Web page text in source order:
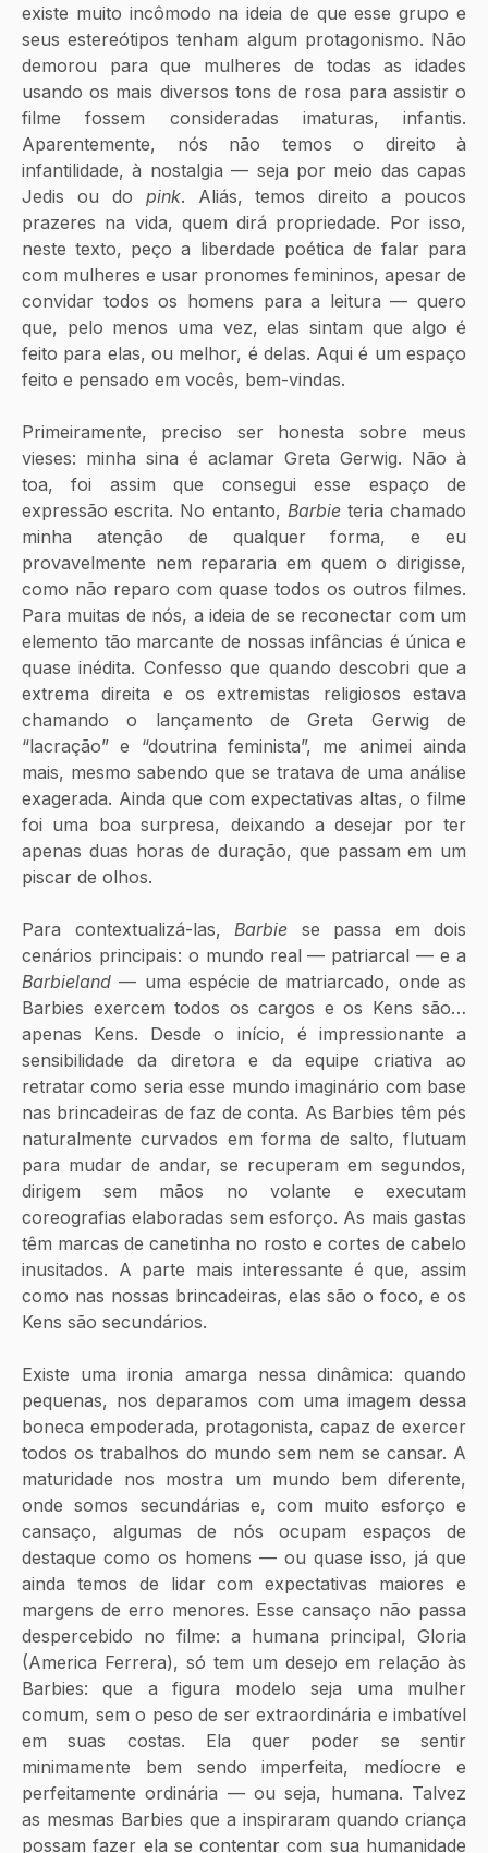
existe muito incômodo na ideia de que esse grupo e
seus estereótipos tenham algum protagonismo. Não
demorou para que mulheres de todas as idades
usando os mais diversos tons de rosa para assistir o
filme fossem consideradas imaturas, infantis.
Aparentemente, nós não temos o direito à
infantilidade, à nostalgia — seja por meio das capas
Jedis ou do pink. Aliás, temos direito a poucos
prazeres na vida, quem dirá propriedade. Por isso,
neste texto, peço a liberdade poética de falar para
com mulheres e usar pronomes femininos, apesar de
convidar todos os homens para a leitura — quero
que, pelo menos uma vez, elas sintam que algo é
feito para elas, ou melhor, é delas. Aqui é um espaço
feito e pensado em vocês, bem-vindas.
Primeiramente, preciso ser honesta sobre meus
vieses: minha sina é aclamar Greta Gerwig. Não à
toa, foi assim que consegui esse espaço de
expressão escrita. No entanto, Barbie teria chamado
minha atenção de qualquer forma, e eu
provavelmente nem repararia em quem o dirigisse,
como não reparo com quase todos os outros filmes.
Para muitas de nós, a ideia de se reconectar com um
elemento tão marcante de nossas infâncias é única e
quase inédita. Confesso que quando descobri que a
extrema direita e os extremistas religiosos estava
chamando o lançamento de Greta Gerwig de
“lacração” e “doutrina feminista”, me animei ainda
mais, mesmo sabendo que se tratava de uma análise
exagerada. Ainda que com expectativas altas, o filme
foi uma boa surpresa, deixando a desejar por ter
apenas duas horas de duração, que passam em um
piscar de olhos.
Para contextualizá-las, Barbie se passa em dois
Barbieland — uma espécie de matriarcado, onde as
Barbies exercem todos os cargos e os Kens são…
apenas Kens. Desde o início, é impressionante a
sensibilidade da diretora e da equipe criativa ao
retratar como seria esse mundo imaginário com base
nas brincadeiras de faz de conta. As Barbies têm pés
naturalmente curvados em forma de salto, flutuam
para mudar de andar, se recuperam em segundos,
dirigem sem mãos no volante e executam
coreografias elaboradas sem esforço. As mais gastas
têm marcas de canetinha no rosto e cortes de cabelo
inusitados. A parte mais interessante é que, assim
como nas nossas brincadeiras, elas são o foco, e os
Kens são secundários.
Existe uma ironia amarga nessa dinâmica: quando
pequenas, nos deparamos com uma imagem dessa
boneca empoderada, protagonista, capaz de exercer
todos os trabalhos do mundo sem nem se cansar. A
maturidade nos mostra um mundo bem diferente,
onde somos secundárias e, com muito esforço e
cansaço, algumas de nós ocupam espaços de
destaque como os homens — ou quase isso, já que
ainda temos de lidar com expectativas maiores e
margens de erro menores. Esse cansaço não passa
despercebido no filme: a humana principal, Gloria
(America Ferrera), só tem um desejo em relação às
Barbies: que a figura modelo seja uma mulher
comum, sem o peso de ser extraordinária e imbatível
em suas costas. Ela quer poder se sentir
minimamente bem sendo imperfeita, medíocre e
perfeitamente ordinária — ou seja, humana. Talvez
as mesmas Barbies que a inspiraram quando criança
possam fazer ela se contentar com sua humanidade